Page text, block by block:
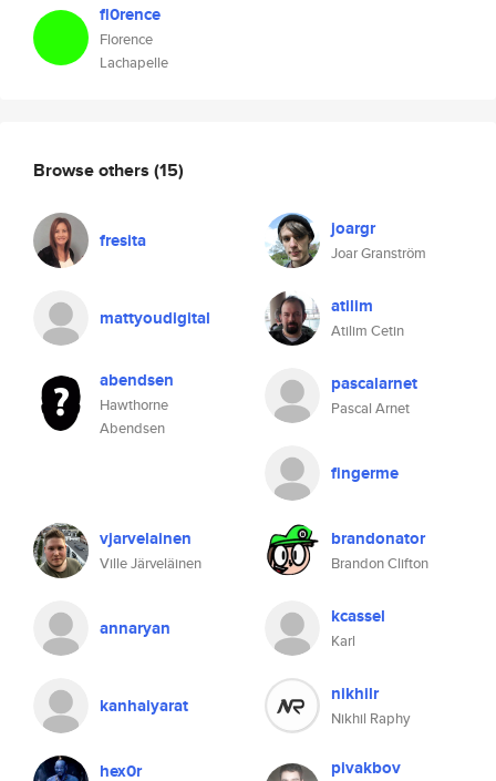
fl0rence
Florence
Lachapelle
Browse others (15)
fresita joargr
Joar Granström
mattyoudigital atilim
Atilim Cetin
abendsen
Hawthorne
Abendsen
pascalarnet
Pascal Arnet
fingerme
vjarvelainen
Ville Järveläinen
brandonator
Brandon Clifton
annaryan kcassel
Karl
kanhaiyarat nikhilr
Nikhil Raphy
hex0r pivakbov